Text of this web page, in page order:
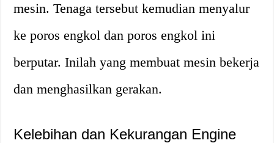
mesin. Tenaga tersebut kemudian menyalur
ke poros engkol dan poros engkol ini
berputar. Inilah yang membuat mesin bekerja
dan menghasilkan gerakan.
Kelebihan dan Kekurangan Engine